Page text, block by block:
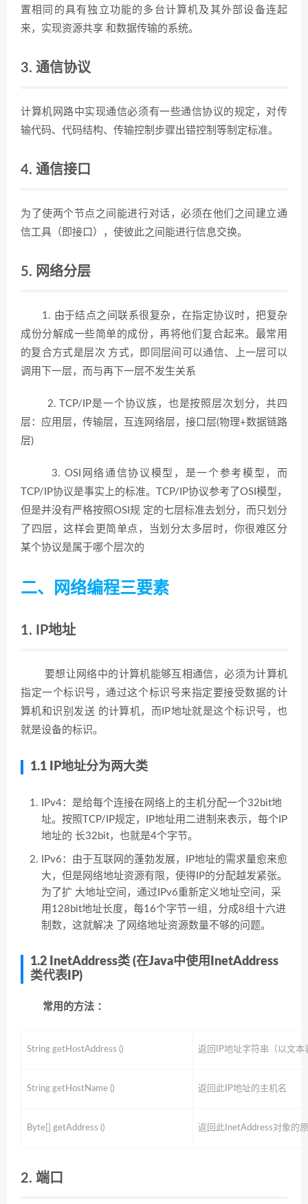
置相同的具有独立功能的多台计算机及其外部设备连起
来，实现资源共享 和数据传输的系统。
3. 通信协议
计算机网路中实现通信必须有一些通信协议的规定，对传
输代码、代码结构、传输控制步骤出错控制等制定标准。
4. 通信接口
为了使两个节点之间能进行对话，必须在他们之间建立通
信工具（即接口），使彼此之间能进行信息交换。
5. 网络分层
1. 由于结点之间联系很复杂，在指定协议时，把复杂
成份分解成一些简单的成份，再将他们复合起来。最常用
的复合方式是层次 方式，即同层间可以通信、上一层可以
调用下一层，而与再下一层不发生关系
2. TCP/IP是一个协议族，也是按照层次划分，共四
层：应用层，传输层，互连网络层，接口层(物理+数据链路
层)
3. OSI网络通信协议模型，是一个参考模型，而
TCP/IP协议是事实上的标准。TCP/IP协议参考了OSI模型，
但是并没有严格按照OSI规 定的七层标准去划分，而只划分
了四层，这样会更简单点，当划分太多层时，你很难区分
某个协议是属于哪个层次的
二、网络编程三要素
1. IP地址
要想让网络中的计算机能够互相通信，必须为计算机
指定一个标识号，通过这个标识号来指定要接受数据的计
算机和识别发送 的计算机，而IP地址就是这个标识号，也
就是设备的标识。
1.1 IP地址分为两大类
IPv4：是给每个连接在网络上的主机分配一个32bit地
址。按照TCP/IP规定，IP地址用二进制来表示，每个IP
地址的 长32bit，也就是4个字节。
IPv6：由于互联网的蓬勃发展，IP地址的需求量愈来愈
大，但是网络地址资源有限，使得IP的分配越发紧张。
为了扩 大地址空间，通过IPv6重新定义地址空间，采
用128bit地址长度，每16个字节一组，分成8组十六进
制数，这就解决 了网络地址资源数量不够的问题。
1.2 InetAddress类 (在Java中使用InetAddress
类代表IP)
常用的方法 ：
String getHostAddress () 返回IP地址字符串（以文本
String getHostName () 返回此IP地址的主机名
Byte[] getAddress () 返回此InetAddress对象的
2. 端口